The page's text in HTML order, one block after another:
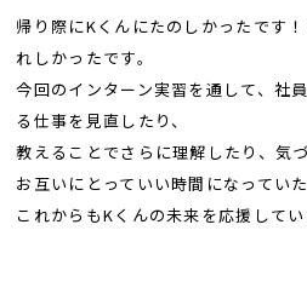
帰り際にKくんにたのしかったです
れしかったです。
今回のインターン実習を通して、社
る仕事を見直したり、
教えることでさらに理解したり、気
お互いにとっていい時間になってい
これからもKくんの未来を応援してい